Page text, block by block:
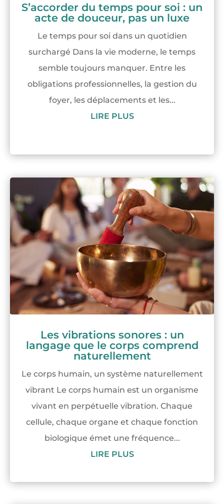
S’accorder du temps pour soi : un
acte de douceur, pas un luxe
Le temps pour soi dans un quotidien
surchargé Dans la vie moderne, le temps
semble toujours manquer. Entre les
obligations professionnelles, la gestion du
foyer, les déplacements et les...
LIRE PLUS
Les vibrations sonores : un
langage que le corps comprend
naturellement
Le corps humain, un système naturellement
vibrant Le corps humain est un organisme
vivant en perpétuelle vibration. Chaque
cellule, chaque organe et chaque fonction
biologique émet une fréquence...
LIRE PLUS